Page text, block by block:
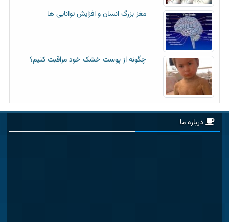
مغز بزرگ انسان و افزایش توانایی ها
چگونه از پوست خشک خود مراقبت کنیم؟
درباره ما